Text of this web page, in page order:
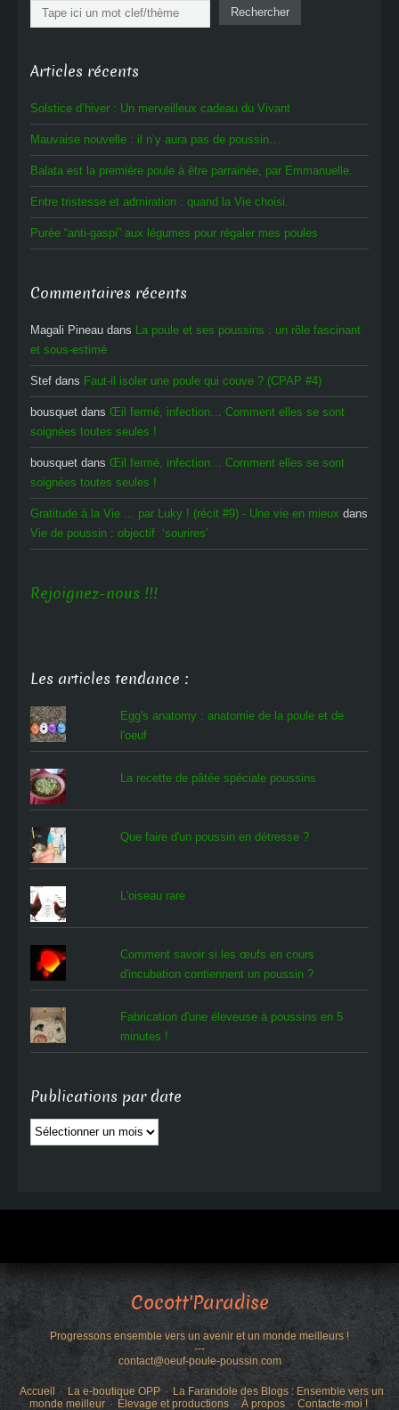
Rechercher Rechercher
Articles récents
Solstice d’hiver : Un merveilleux cadeau du Vivant
Mauvaise nouvelle : il n’y aura pas de poussin…
Balata est la première poule à être parrainée, par Emmanuelle.
Entre tristesse et admiration : quand la Vie choisi.
Purée “anti-gaspi” aux légumes pour régaler mes poules
Commentaires récents
Magali Pineau dans La poule et ses poussins : un rôle fascinant
et sous-estimé
Stef dans Faut-il isoler une poule qui couve ? (CPAP #4)
bousquet dans Œil fermé, infection… Comment elles se sont
soignées toutes seules !
bousquet dans Œil fermé, infection… Comment elles se sont
soignées toutes seules !
Gratitude à la Vie ... par Luky ! (récit #9) - Une vie en mieux dans
Vie de poussin : objectif ‘sourires’
Rejoignez-nous !!!
Les articles tendance :
Egg's anatomy : anatomie de la poule et de
l'oeuf
La recette de pâtée spéciale poussins
Que faire d'un poussin en détresse ?
L'oiseau rare
Comment savoir si les œufs en cours
d'incubation contiennent un poussin ?
Fabrication d'une éleveuse à poussins en 5
minutes !
Publications par date
Publications
par
Cocott'Paradise
Progressons ensemble vers un avenir et un monde meilleurs !
---
contact@oeuf-poule-poussin.com
Accueil La e-boutique OPP
La Farandole des Blogs : Ensemble vers un
monde meilleur
Élevage et productions À propos
Contacte-moi !